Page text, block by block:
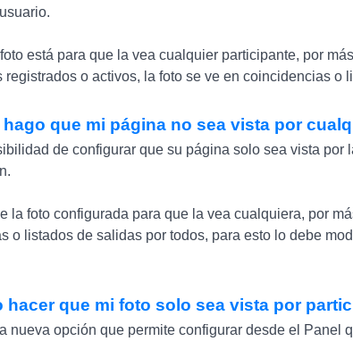
está para que la vea cualquier participante, por
registrados o activos, la foto se ve en coincidencias o
hago que mi página no sea vista por
de configurar que su página solo sea vista
la foto configurada para que la vea cualquiera, por
o listados de salidas por todos, para esto lo debe
hacer que mi foto solo sea vista por
nueva opción que permite configurar desde el Panel